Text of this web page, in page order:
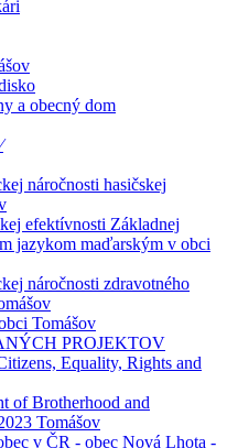
a obecný dom
náročnosti hasičskej
efektívnosti Základnej
jazykom maďarským v obci
náročnosti zdravotného
Tomášov
PROJEKTOV
Equality, Rights and
of Brotherhood and
Tomášov
v ČR - obec Nová Lhota -